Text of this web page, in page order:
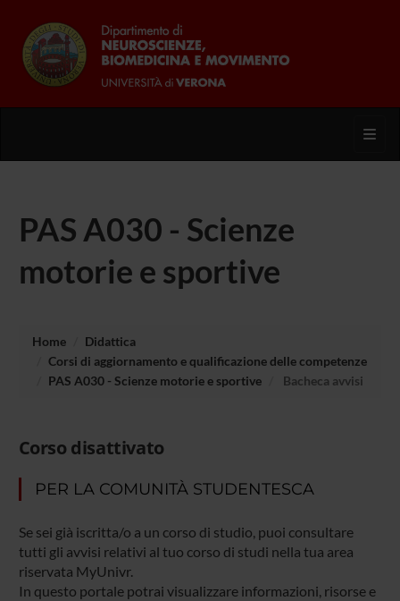
PAS A030 - Scienze
motorie e sportive
Home
Didattica
Corsi di aggiornamento e qualificazione delle competenze
PAS A030 - Scienze motorie e sportive
Bacheca avvisi
Corso disattivato
PER LA COMUNITÀ STUDENTESCA
Se sei già iscritta/o a un corso di studio, puoi consultare
tutti gli avvisi relativi al tuo corso di studi nella tua area
riservata MyUnivr.
In questo portale potrai visualizzare informazioni, risorse e